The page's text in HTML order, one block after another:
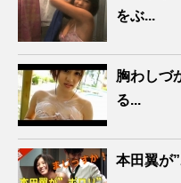
をぶ...
胸わしづ
る...
本田翼が